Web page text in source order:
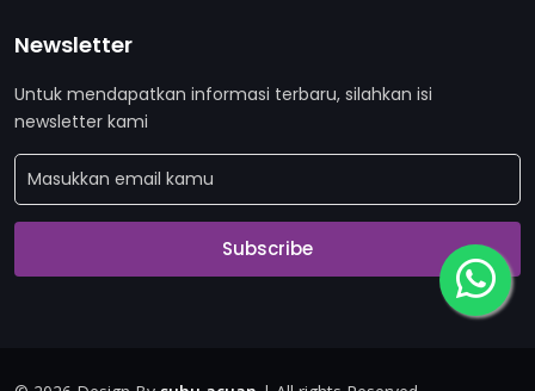
Newsletter
Untuk mendapatkan informasi terbaru, silahkan isi
newsletter kami
Subscribe